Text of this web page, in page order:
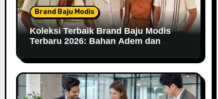
Brand Baju Modis
Koleksi Terbaik Brand Baju Modis
Terbaru 2026: Bahan Adem dan